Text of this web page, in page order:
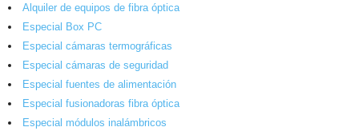
Alquiler de equipos de fibra óptica
Especial Box PC
Especial cámaras termográficas
Especial cámaras de seguridad
Especial fuentes de alimentación
Especial fusionadoras fibra óptica
Especial módulos inalámbricos